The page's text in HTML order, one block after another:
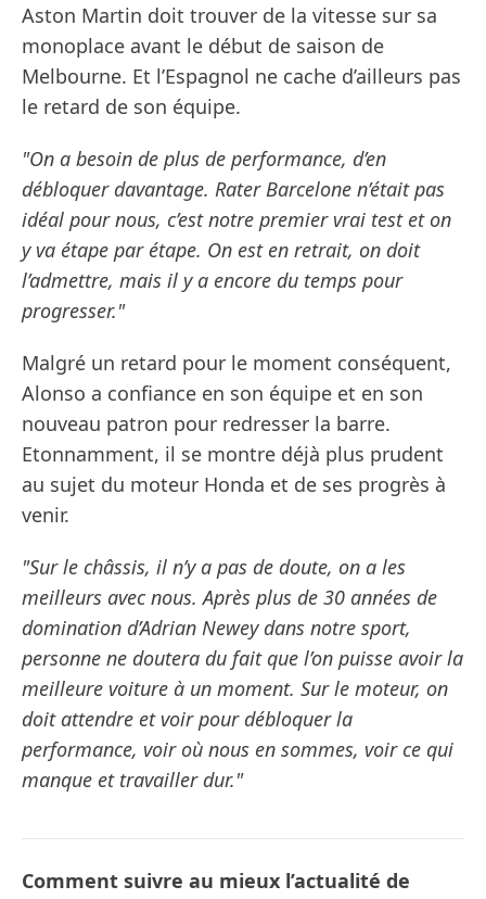
Aston Martin doit trouver de la vitesse sur sa
monoplace avant le début de saison de
Melbourne. Et l’Espagnol ne cache d’ailleurs pas
le retard de son équipe.
"On a besoin de plus de performance, d’en
débloquer davantage. Rater Barcelone n’était pas
idéal pour nous, c’est notre premier vrai test et on
y va étape par étape. On est en retrait, on doit
l’admettre, mais il y a encore du temps pour
progresser."
Malgré un retard pour le moment conséquent,
Alonso a confiance en son équipe et en son
nouveau patron pour redresser la barre.
Etonnamment, il se montre déjà plus prudent
au sujet du moteur Honda et de ses progrès à
venir.
"Sur le châssis, il n’y a pas de doute, on a les
meilleurs avec nous. Après plus de 30 années de
domination d’Adrian Newey dans notre sport,
personne ne doutera du fait que l’on puisse avoir la
meilleure voiture à un moment. Sur le moteur, on
doit attendre et voir pour débloquer la
performance, voir où nous en sommes, voir ce qui
manque et travailler dur."
Comment suivre au mieux l’actualité de